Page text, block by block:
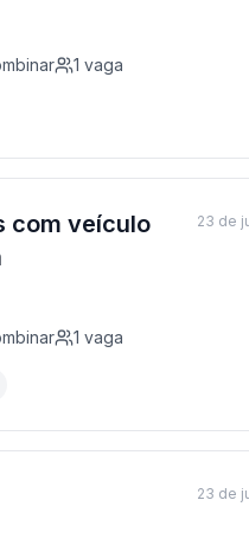
1 vaga
com veículo
1 vaga
23 de
23 de